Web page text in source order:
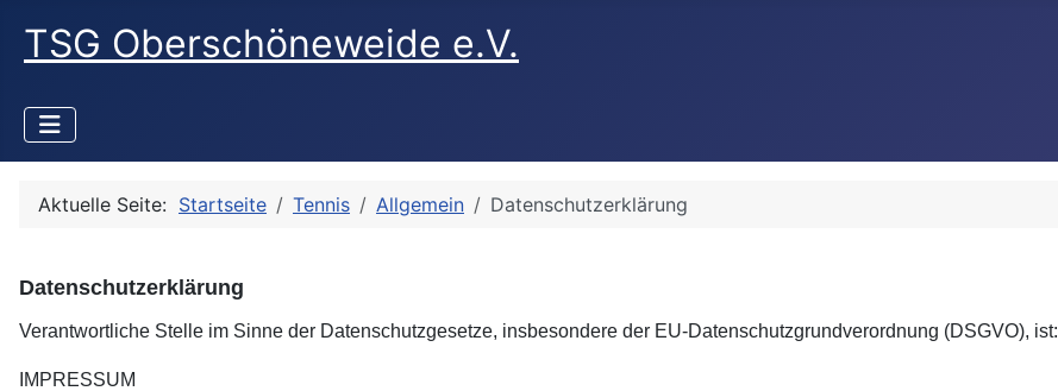
TSG Oberschöneweide e.V.
Aktuelle Seite: Startseite Tennis Allgemein Datenschutzerklärung
Datenschutzerklärung
Verantwortliche Stelle im Sinne der Datenschutzgesetze, insbesondere der EU-Datenschutzgrundverordnung (DSGVO), ist:
IMPRESSUM